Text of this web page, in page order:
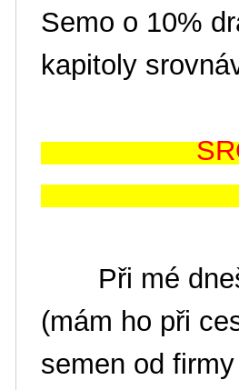
Semo o 10%
kapitoly
Při mé
(mám ho při
semen od